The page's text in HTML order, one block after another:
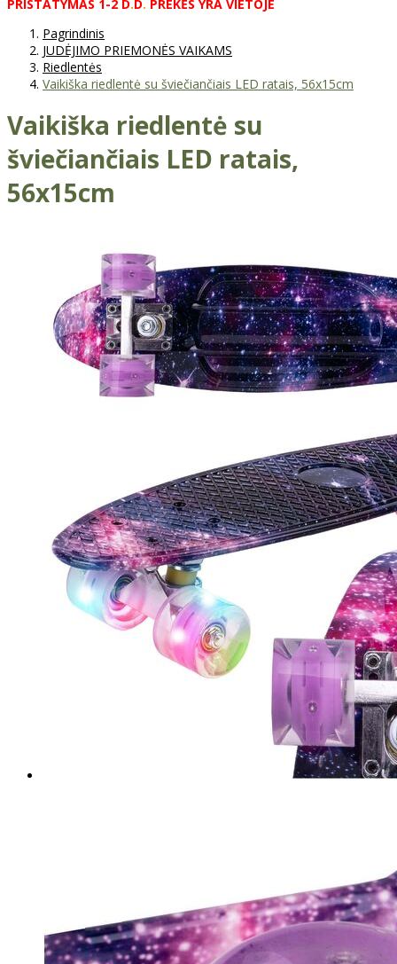
PRISTATYMAS 1-2 D. D. PREKĖS YRA VIETOJE
Pagrindinis
JUDĖJIMO PRIEMONĖS VAIKAMS
Riedlentės
Vaikiška riedlentė su šviečiančiais LED ratais, 56x15cm
Vaikiška riedlentė su
šviečiančiais LED ratais,
56x15cm